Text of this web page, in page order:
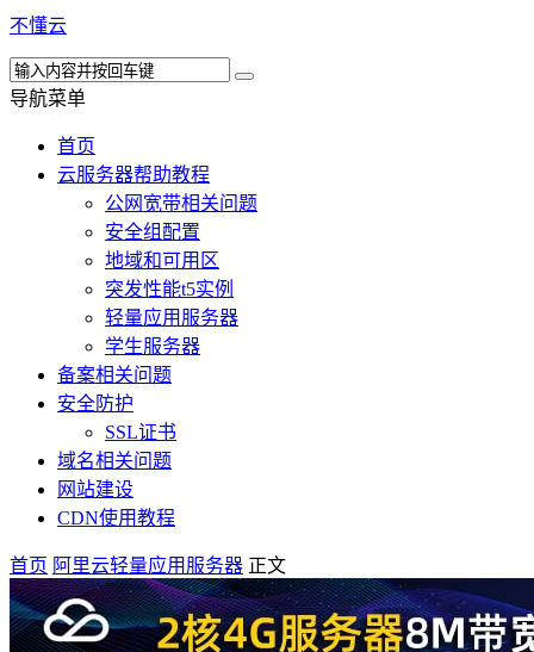
不懂云
导航菜单
首页
云服务器帮助教程
公网宽带相关问题
安全组配置
地域和可用区
突发性能t5实例
轻量应用服务器
学生服务器
备案相关问题
安全防护
SSL证书
域名相关问题
网站建设
CDN使用教程
首页 阿里云轻量应用服务器 正文